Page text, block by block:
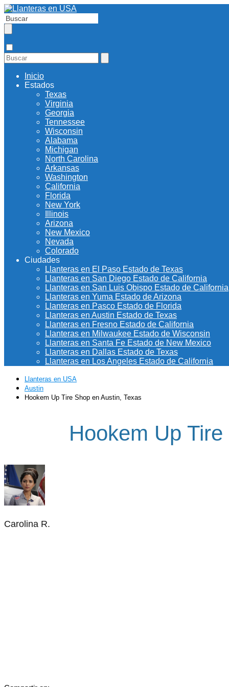
Inicio
Estados
Texas
Virginia
Georgia
Tennessee
Wisconsin
Alabama
Michigan
North Carolina
Arkansas
Washington
California
Florida
New York
Illinois
Arizona
New Mexico
Nevada
Colorado
Ciudades
Llanteras en El Paso Estado de Texas
Llanteras en San Diego Estado de California
Llanteras en San Luis Obispo Estado de California
Llanteras en Yuma Estado de Arizona
Llanteras en Pasco Estado de Florida
Llanteras en Austin Estado de Texas
Llanteras en Fresno Estado de California
Llanteras en Milwaukee Estado de Wisconsin
Llanteras en Santa Fe Estado de New Mexico
Llanteras en Dallas Estado de Texas
Llanteras en Los Angeles Estado de California
Llanteras en USA
Austin
Hookem Up Tire Shop en Austin, Texas
Hookem Up
Carolina R.